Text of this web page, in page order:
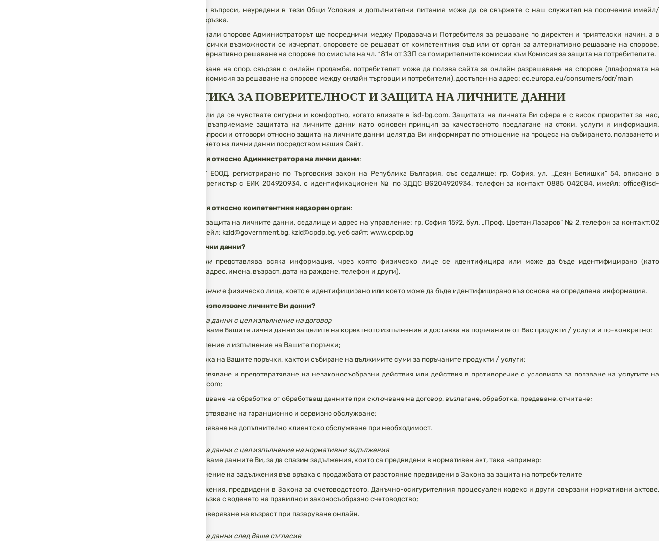
За всякакви въпроси, неуредени в тези Общи Условия и допълнителни питания може да се свържете с наш служител на посочения имейл/
телефон за връзка.
При възникнали спорове Aдминиcтpaтopът ще посредничи меджу Пpoдaвaчa и Потребителя за решаване по директен и приятелски начин, а в
случай, че всички възможности се изчерпат, споровете се решават от компетентния съд или от орган за алтернативно решаване на спорове.
Орган за алтернативно решаване на спорове по смисъла на чл. 181н от ЗЗП са помирителните комисии към Комисия за защита на потребителите.
При възникване на спор, свързан с онлайн продажба, потребителят може да ползва сайта за онлайн разрешаване на спорове (плаформата на
Европейска комисия за решаване на спорове между онлайн търговци и потребители), достъпен на адрес: ec.europa.eu/consumers/odr/main
ПОЛИТИКА ЗА ПОВЕРИТЕЛНОСТ И ЗАЩИТА НА ЛИЧНИТЕ ДАННИ
Бихме желали да се чувствате сигурни и комфортно, когато влизате в isd-bg.com. Защитата на личната Ви сфера е с висок приоритет за нас,
защото ние възприемаме защитата на личните данни като основен принцип за качественото предлагане на стоки, услуги и информация.
Следните въпроси и отговори относно защита на личните данни целят да Ви информират по отношение на процеса на събирането, ползването и
пренасочването на лични данни посредством нашия Сайт.
Информация относно Администратора на лични данни:
„АйЕсДи БГ” ЕООД, регистрирано по Търговския закон на Република България, със седалище: гр. София, ул. „Деян Белишки” 54, вписано в
Търговския регистър с ЕИК 204920934, с идентификационен № по ЗДДС BG204920934, телефон за контакт 0885 042084, имейл: office@isd-
Информация относно компетентния надзорен орган:
Комисия за защита на личните данни, седалище и адрес на управление: гр. София 1592, бул. „Проф. Цветан Лазаров” № 2, телефон за контакт:02
915 3 518; имейл: kzld@government.bg, kzld@cpdp.bg, уеб сайт: www.cpdp.bg
Какво са лични данни?
Лични даннипредставлява всяка информация, чрез която физическо лице се идентифицира или може да бъде идентифицирано (като
електронен адрес, имена, възраст, дата на раждане, телефон и други).
Субект на данние физическо лице, което е идентифицирано или което може да бъде идентифицирано въз основа на определена информация.
Как и защо използваме личните Ви данни?
Обработка на данни с цел изпълнение на договор
Ние обработваме Вашите лични данни за целите на коректното изпълнение и доставка на поръчаните от Вас продукти / услуги и по-конкретно:
управление и изпълнение на Вашите поръчки;
доставка на Вашите поръчки, както и събиране на дължимите суми за поръчаните продукти / услуги;
установяване и предотвратяване на незаконосъобразни действия или действия в противоречие с условията за ползване на услугите на
isd-bg.com;
извършване на обработка от обработващ данните при сключване на договор, възлагане, обработка, предаване, отчитане;
осъществяване на гаранционно и сервизно обслужване;
осигуряване на допълнително клиентско обслужване при необходимост.
Обработка на данни с цел изпълнение на нормативни задължения
Ние обработваме данните Ви, за да спазим задължения, които са предвидени в нормативен акт, така например:
изпълнение на задължения във връзка с продажбата от разстояние предвидени в Закона за защита на потребителите;
задължения, предвидени в Закона за счетоводството, Данъчно-осигурителния процесуален кодекс и други свързани нормативни актове,
във връзка с воденето на правилно и законосъобразно счетоводство;
удостоверяване на възраст при пазаруване онлайн.
Обработка на данни след Ваше съгласие